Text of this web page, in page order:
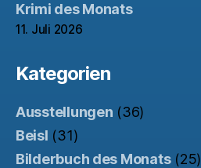
Krimi des Monats
11. Juli 2026
Kategorien
Ausstellungen (36)
Beisl (31)
Bilderbuch des Monats(25)